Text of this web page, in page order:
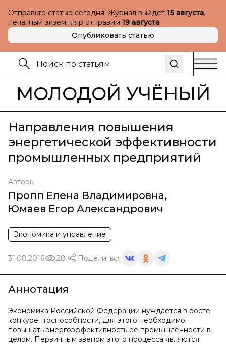
Отправьте статью сегодня! Журнал выйдет 15 августа,
печатный экземпляр отправим 19 августа
Опубликовать статью
МОЛОДОЙ УЧЁНЫЙ
Направления повышения
энергетической эффективности
промышленных предприятий
Авторы
Пропп Елена Владимировна,
Юмаев Егор Александрович
Экономика и управление
31.08.2016 28 Поделиться
Аннотация
Экономика Российской Федерации нуждается в росте
конкурентоспособности, для этого необходимо
повышать энергоэффективность ее промышленности в
целом. Первичным звеном этого процесса являются